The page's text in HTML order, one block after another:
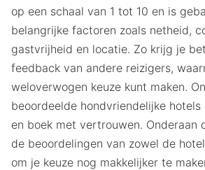
op een schaal van 1 tot 10 en is
belangrijke factoren zoals netheid,
gastvrijheid en locatie. Zo krijg je
feedback van andere reizigers,
weloverwogen keuze kunt maken.
beoordeelde hondvriendelijke
en boek met vertrouwen. Onderaan
de beoordelingen van zowel de
om je keuze nog makkelijker te